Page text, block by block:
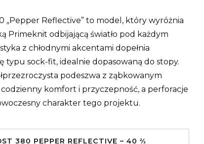
„Pepper Reflective” to model, który wyróżnia
Primeknit odbijającą światło pod każdym
z chłodnymi akcentami dopełnia
sock-fit, idealnie dopasowaną do stopy.
podeszwa z ząbkowanym
komfort i przyczepność, a perforacje
charakter tego projektu.
380 PEPPER REFLECTIVE – 40 ⅔